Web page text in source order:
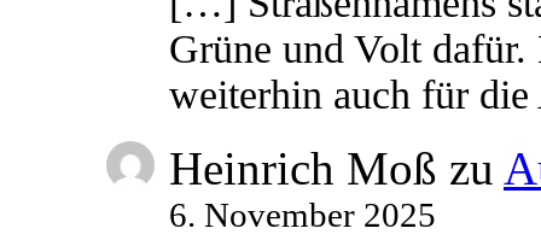
Grüne und Volt
weiterhin auch für
Heinrich Moß zu
6. November 2025